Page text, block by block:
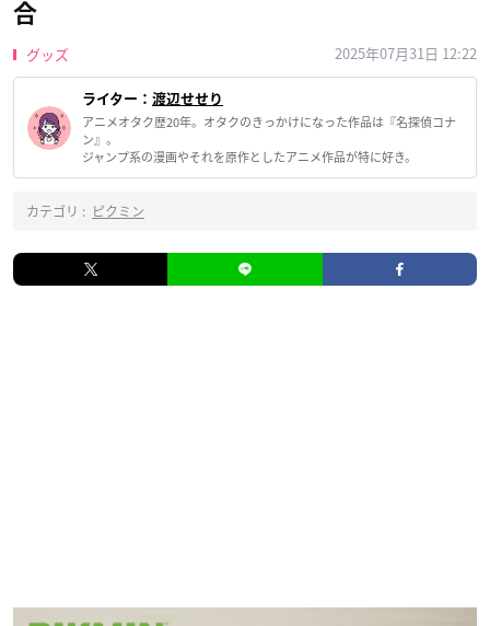
合
グッズ 2025年07月31日 12:22
ライター： 渡辺せせり
アニメオタク歴20年。オタクのきっかけになった作品は『名探偵コナ
ン』。
ジャンプ系の漫画やそれを原作としたアニメ作品が特に好き。
カテゴリ : ピクミン